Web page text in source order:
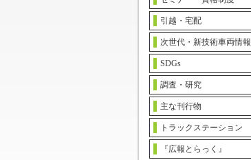
引越・宅配
次世代・新技術車両情報
SDGs
調査・研究
主な刊行物
トラックステーション
『広報とらっく』